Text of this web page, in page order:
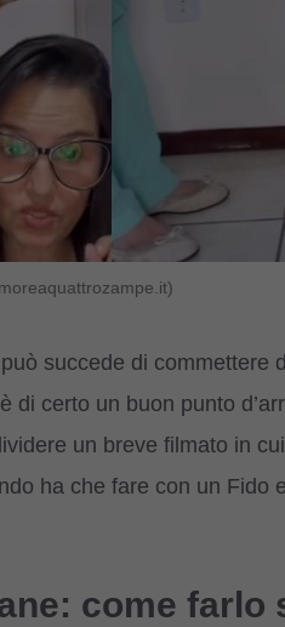
succede di commettere
di certo un buon punto
un breve filmato in
ha che fare con un Fido
come farlo